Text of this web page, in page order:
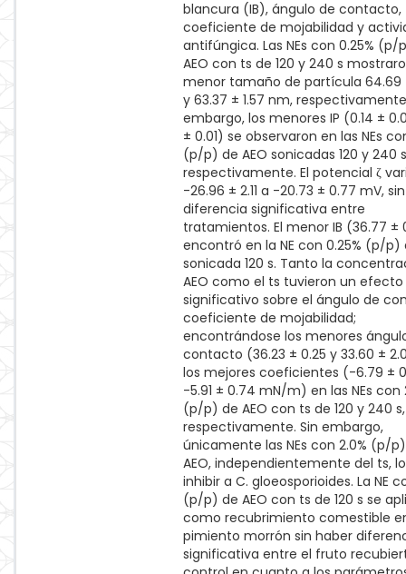
blancura (IB), ángulo de contacto,
coeficiente de mojabilidad y
antifúngica. Las NEs con 0.25% (p/
AEO con ts de 120 y 240 s
menor tamaño de partícula 64.69
y 63.37 ± 1.57 nm,
embargo, los menores IP (0.14 ±
± 0.01) se observaron en las NEs
(p/p) de AEO sonicadas 120 y 240
respectivamente. El potencial ζ
-26.96 ± 2.11 a -20.73 ± 0.77 mV, sin
diferencia significativa entre
tratamientos. El menor IB (36.77 ±
encontró en la NE con 0.25% (p/p)
sonicada 120 s. Tanto la
AEO como el ts tuvieron un efecto
significativo sobre el ángulo de
coeficiente de mojabilidad;
encontrándose los menores
contacto (36.23 ± 0.25 y 33.60 ±
los mejores coeficientes (-6.79 ±
-5.91 ± 0.74 mN/m) en las NEs con
(p/p) de AEO con ts de 120 y 240 s,
respectivamente. Sin embargo,
únicamente las NEs con 2.0% (p/
AEO, independientemente del ts,
inhibir a C. gloeosporioides. La NE
(p/p) de AEO con ts de 120 s se
como recubrimiento comestible
pimiento morrón sin haber
significativa entre el fruto